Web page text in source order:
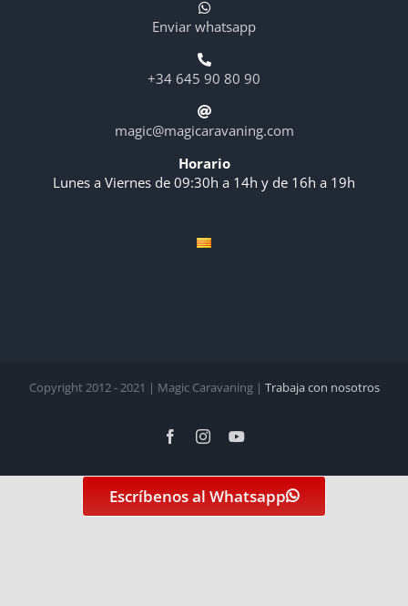
Enviar whatsapp
+34 645 90 80 90
magic@magicaravaning.com
Horario
Lunes a Viernes de 09:30h a 14h y de 16h a 19h
Copyright 2012 - 2021 | Magic Caravaning | Trabaja con nosotros
FacebookInstagramYouTube
Escríbenos al Whatsapp